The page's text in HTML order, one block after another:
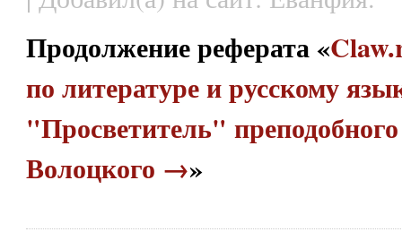
Продолжение реферата «
по литературе и русскому
"Просветитель"
Волоцкого →»